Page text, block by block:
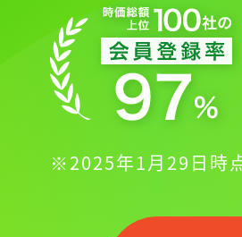
※2025年1月29日時点